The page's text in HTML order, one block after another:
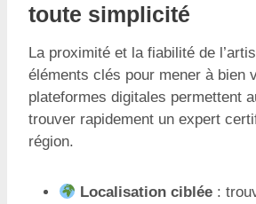
toute simplicité
La proximité et la fiabilité de
éléments clés pour mener à bien
plateformes digitales permettent
trouver rapidement un expert
région.
Localisation ciblée :